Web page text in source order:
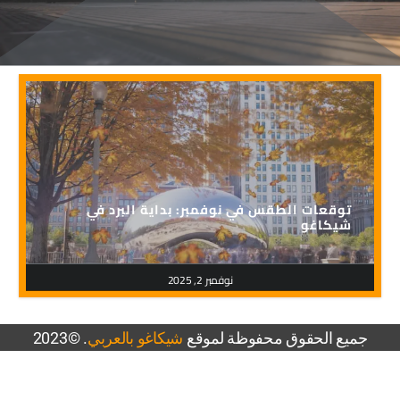
نوفمبر 2, 2025
توقعات الطقس في نوفمبر: بداية البرد في
شيكاغو
جميع الحقوق محفوظة لموقع شيكاغو بالعربي. ©2023